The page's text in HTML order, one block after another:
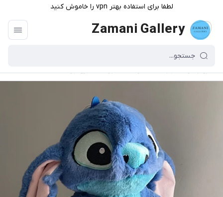
لطفا برای استفاده بهتر vpn را خاموش کنید
Zamani Gallery